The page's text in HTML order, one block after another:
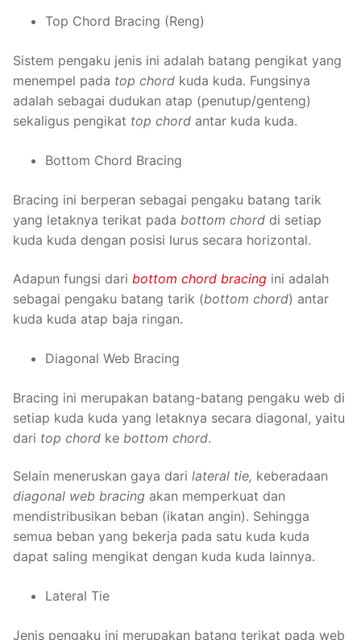
Top Chord Bracing (Reng)
Sistem pengaku jenis ini adalah batang pengikat yang
menempel pada top chord kuda kuda. Fungsinya
adalah sebagai dudukan atap (penutup/genteng)
sekaligus pengikat top chord antar kuda kuda.
Bottom Chord Bracing
Bracing ini berperan sebagai pengaku batang tarik
yang letaknya terikat pada bottom chord di setiap
kuda kuda dengan posisi lurus secara horizontal.
Adapun fungsi dari bottom chord bracing ini adalah
sebagai pengaku batang tarik (bottom chord) antar
kuda kuda atap baja ringan.
Diagonal Web Bracing
Bracing ini merupakan batang-batang pengaku web di
setiap kuda kuda yang letaknya secara diagonal, yaitu
dari top chord ke bottom chord.
Selain meneruskan gaya dari lateral tie, keberadaan
diagonal web bracing akan memperkuat dan
mendistribusikan beban (ikatan angin). Sehingga
semua beban yang bekerja pada satu kuda kuda
dapat saling mengikat dengan kuda kuda lainnya.
Lateral Tie
Jenis pengaku ini merupakan batang terikat pada web